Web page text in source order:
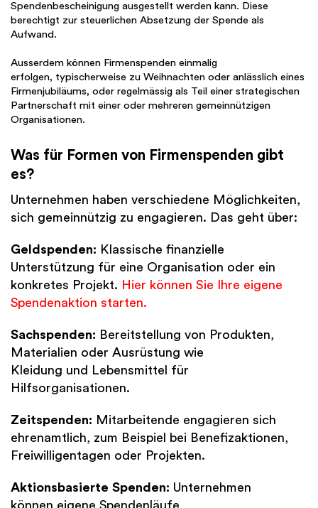
Spendenbescheinigung ausgestellt werden kann. Diese
berechtigt zur steuerlichen Absetzung der Spende als
Aufwand.
Ausserdem können Firmenspenden einmalig
erfolgen, typischerweise zu Weihnachten oder anlässlich eines
Firmenjubiläums, oder regelmässig als Teil einer strategischen
Partnerschaft mit einer oder mehreren gemeinnützigen
Organisationen.
Was für Formen von Firmenspenden gibt
es?
Unternehmen haben verschiedene Möglichkeiten,
sich gemeinnützig zu engagieren. Das geht über:
Geldspenden: Klassische finanzielle
Unterstützung für eine Organisation oder ein
konkretes Projekt. Hier können Sie Ihre eigene
Spendenaktion starten.
Sachspenden: Bereitstellung von Produkten,
Materialien oder Ausrüstung wie
Kleidung und Lebensmittel für
Hilfsorganisationen.
Zeitspenden: Mitarbeitende engagieren sich
ehrenamtlich, zum Beispiel bei Benefizaktionen,
Freiwilligentagen oder Projekten.
Aktionsbasierte Spenden: Unternehmen
können eigene Spendenläufe